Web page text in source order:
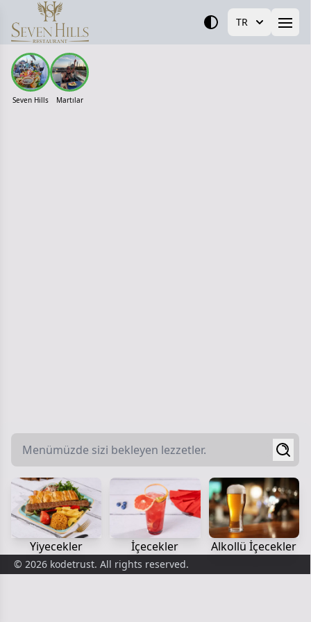
TR
Seven Hills Martılar
Yiyecekler İçecekler Alkollü İçecekler
© 2026 kodetrust. All rights reserved.